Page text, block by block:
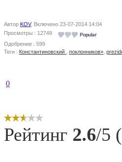
Автор KOV, Включено 23-07-2014 14:04
Просмотры : 12749
Одобрение : 599
Теги : Константиновский поклонников»
0
Рейтинг 2.6/5